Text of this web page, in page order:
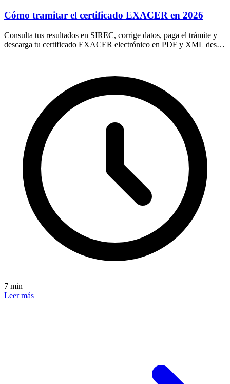
Cómo tramitar el certificado EXACER en 2026
Consulta tus resultados en SIREC, corrige datos, paga el trámite y
descarga tu certificado EXACER electrónico en PDF y XML desde
7 min
Leer más